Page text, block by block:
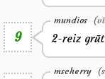
9
mundios
2-reiz
mscherry